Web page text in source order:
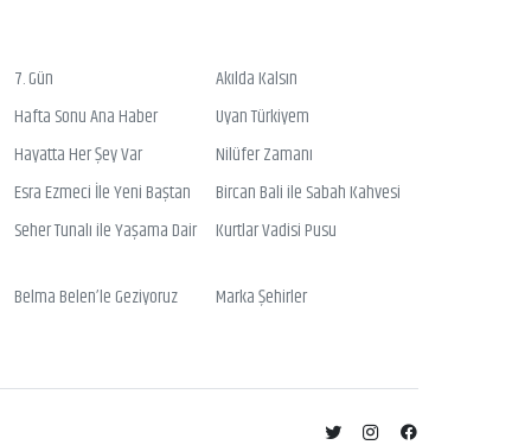
7. Gün
Akılda Kalsın
Hafta Sonu Ana Haber
Uyan Türkiyem
Hayatta Her Şey Var
Nilüfer Zamanı
Esra Ezmeci İle Yeni Baştan
Bircan Bali ile Sabah Kahvesi
Seher Tunalı ile Yaşama Dair Kurtlar Vadisi Pusu
Belma Belen’le Geziyoruz
Marka Şehirler